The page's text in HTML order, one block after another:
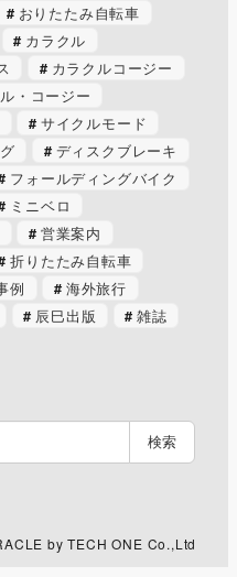
おりたたみ自転車
カラクル
カラクルコージー
・コージー
サイクルモード
ディスクブレーキ
フォールディングバイク
ミニベロ
営業案内
折りたたみ自転車
例
海外旅行
辰巳出版
雑誌
検索
by TECH ONE Co.,Ltd